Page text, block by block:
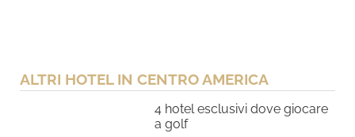
ALTRI HOTEL IN CENTRO AMERICA
4 hotel esclusivi dove giocare
a golf